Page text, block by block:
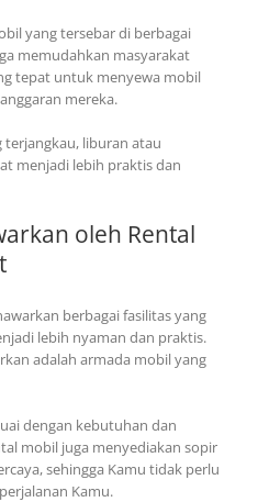
yang tersebar di berbagai
memudahkan masyarakat
tepat untuk menyewa mobil
mereka.
terjangkau, liburan atau
menjadi lebih praktis dan
oleh Rental
berbagai fasilitas yang
lebih nyaman dan praktis.
adalah armada mobil yang
dengan kebutuhan dan
mobil juga menyediakan sopir
sehingga Kamu tidak perlu
Kamu.